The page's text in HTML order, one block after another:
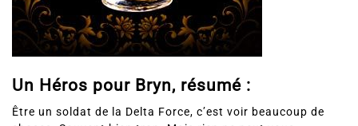
Un Héros pour Bryn, résumé :
choses. Souvent bien trop. Mais rien ne peut vous